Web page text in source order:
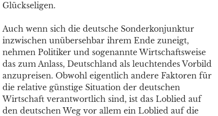
Glückseligen.
Auch wenn sich die deutsche Sonderkonjunktur
inzwischen unübersehbar ihrem Ende zuneigt,
nehmen Politiker und sogenannte Wirtschaftsweise
das zum Anlass, Deutschland als leuchtendes Vorbild
anzupreisen. Obwohl eigentlich andere Faktoren für
die relative günstige Situation der deutschen
Wirtschaft verantwortlich sind, ist das Loblied auf
den deutschen Weg vor allem ein Loblied auf die